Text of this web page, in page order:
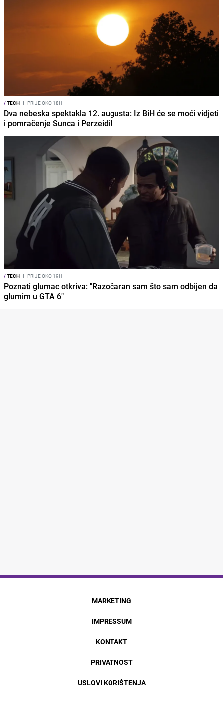
/TECH I PRIJE OKO 18H
Dva nebeska spektakla 12. augusta: Iz BiH će se moći vidjeti
i pomračenje Sunca i Perzeidi!
/TECH I PRIJE OKO 19H
Poznati glumac otkriva: "Razočaran sam što sam odbijen da
glumim u GTA 6"
MARKETING
IMPRESSUM
KONTAKT
PRIVATNOST
USLOVI KORIŠTENJA